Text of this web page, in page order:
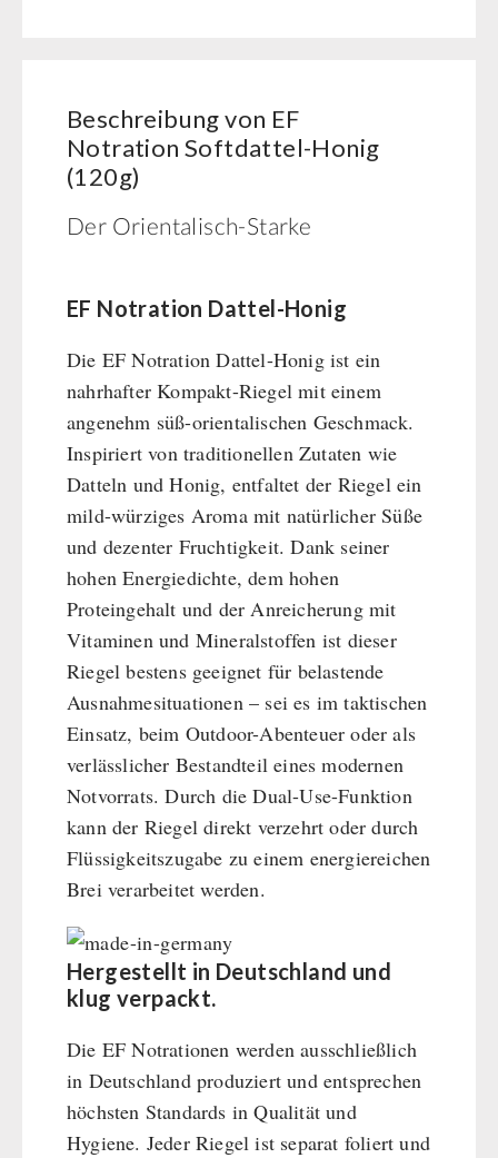
REAL Field Meal - Hauptgerichte
Snacks / Kekse / Nachspeisen
HERGETOS Olivenöl
Micropur-Wasserdesinfektion
Ersatzteile Wasserfilter
Atemschutz
Hygiene
Grosspackungen Wasch- und Reinigungsmittel
TECHNIK
(Not)kocher Gas&Multifuel
Licht
Kurbelgeräte / Radio / Funk
Atemschutz / ABC Schutzanzug
Gamma-Scout Geigerzähler
Armee-Material / Sicherheit
PETROMAX-SHOP
HK500 & Zubehör
Bücher
kingnature-Vitalstoffe
BEHÖRDEN / GRUPPENVERSORGUNG
Notrationen
Trinkwasser
Frühstück
Suppen
Hauptmahlzeiten
Ergänzungs-Pakete
Schutzraum-Ausrüstung
Menge
Beschreibung von EF
Notration Softdattel-Honig
(120g)
Der Orientalisch-Starke
EF Notration Dattel-Honig
Die EF Notration Dattel-Honig ist ein
nahrhafter Kompakt-Riegel mit einem
angenehm süß-orientalischen Geschmack.
Inspiriert von traditionellen Zutaten wie
Datteln und Honig, entfaltet der Riegel ein
mild-würziges Aroma mit natürlicher Süße
und dezenter Fruchtigkeit. Dank seiner
hohen Energiedichte, dem hohen
Proteingehalt und der Anreicherung mit
Vitaminen und Mineralstoffen ist dieser
Riegel bestens geeignet für belastende
Ausnahmesituationen – sei es im taktischen
Einsatz, beim Outdoor-Abenteuer oder als
verlässlicher Bestandteil eines modernen
Notvorrats. Durch die Dual-Use-Funktion
kann der Riegel direkt verzehrt oder durch
Flüssigkeitszugabe zu einem energiereichen
Brei verarbeitet werden.
Hergestellt in Deutschland und
klug verpackt.
Die EF Notrationen werden ausschließlich
in Deutschland produziert und entsprechen
höchsten Standards in Qualität und
Hygiene. Jeder Riegel ist separat foliert und